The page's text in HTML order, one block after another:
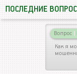
ПОСЛЕДНИЕ
Вопрос |
Как я